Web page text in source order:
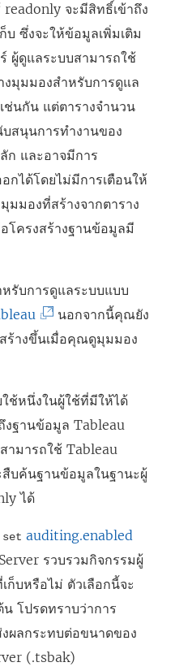
จะมีสิทธิ์เข้าถึง
บ ซึ่งจะให้ข้อมูลเพิ่มเติม
ผู้ดูแลระบบสามารถใช้
งมุมมองสำหรับการดูแล
ช่นกัน แต่ตารางจำนวน
สนุนการทำงานของ
ก และอาจมีการ
กได้โดยไม่มีการเตือนให้
มมองที่สร้างจากตาราง
อโครงสร้างฐานข้อมูลมี
รับการดูแลระบบแบบ
ลิ
ปิ
ใ
น
ห
น้
า
ต่
นอกจากนี้คุณยัง
ร้างขึ้นเมื่อคุณดูมุมมอง
ช้หนึ่งในผู้ใช้ที่มีให้ได้
งฐานข้อมูล Tableau
ามารถใช้ Tableau
บค้นฐานข้อมูลในฐานะผู้
ได้
auditing.enabled
รวบรวมกิจกรรมผู้
บหรือไม่ ตัวเลือกนี้จะ
น โปรดทราบว่าการ
ผลกระทบต่อขนาดของ
(.tsbak)